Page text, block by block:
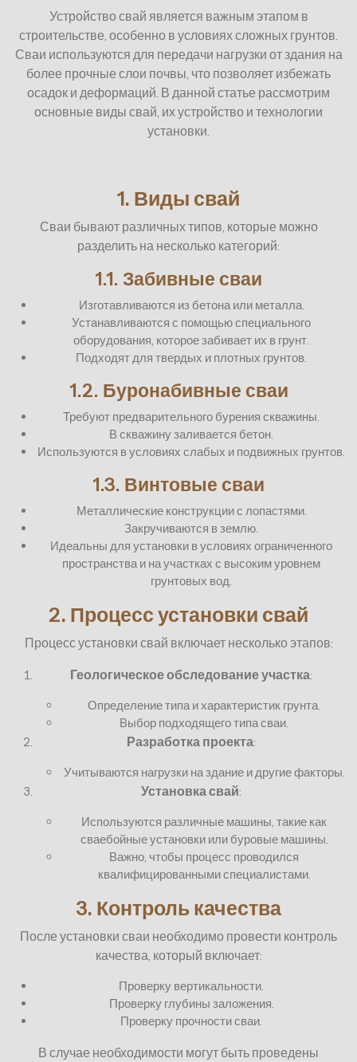
Устройство свай является важным этапом в
строительстве, особенно в условиях сложных грунтов.
Сваи используются для передачи нагрузки от здания на
более прочные слои почвы, что позволяет избежать
осадок и деформаций. В данной статье рассмотрим
основные виды свай, их устройство и технологии
установки.
1. Виды свай
Сваи бывают различных типов, которые можно
разделить на несколько категорий:
1.1. Забивные сваи
Изготавливаются из бетона или металла.
Устанавливаются с помощью специального
оборудования, которое забивает их в грунт.
Подходят для твердых и плотных грунтов.
1.2. Буронабивные сваи
Требуют предварительного бурения скважины.
В скважину заливается бетон.
Используются в условиях слабых и подвижных грунтов.
1.3. Винтовые сваи
Металлические конструкции с лопастями.
Закручиваются в землю.
Идеальны для установки в условиях ограниченного
пространства и на участках с высоким уровнем
грунтовых вод.
2. Процесс установки свай
Процесс установки свай включает несколько этапов:
Геологическое обследование участка:
Определение типа и характеристик грунта.
Выбор подходящего типа сваи.
Разработка проекта:
Учитываются нагрузки на здание и другие факторы.
Установка свай:
Используются различные машины, такие как
сваебойные установки или буровые машины.
Важно, чтобы процесс проводился
квалифицированными специалистами.
3. Контроль качества
После установки сваи необходимо провести контроль
качества, который включает:
Проверку вертикальности.
Проверку глубины заложения.
Проверку прочности сваи.
В случае необходимости могут быть проведены